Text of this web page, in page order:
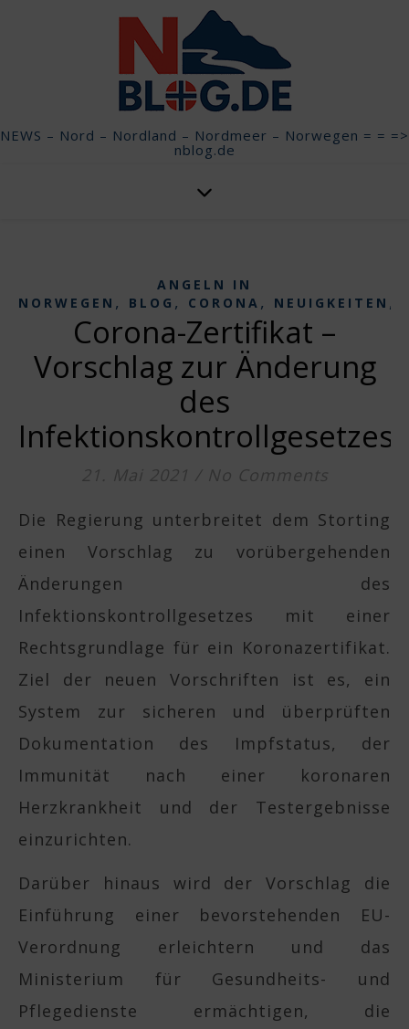
NEWS – Nord – Nordland – Nordmeer – Norwegen = = =>
nblog.de
ANGELN IN
NORWEGEN , BLOG , CORONA , NEUIGKEITEN ,
Corona-Zertifikat –
Vorschlag zur Änderung
des
Infektionskontrollgesetzes
21. Mai 2021 / No Comments
Die Regierung unterbreitet dem Storting
einen Vorschlag zu vorübergehenden
Änderungen des
Infektionskontrollgesetzes mit einer
Rechtsgrundlage für ein Koronazertifikat.
Ziel der neuen Vorschriften ist es, ein
System zur sicheren und überprüften
Dokumentation des Impfstatus, der
Immunität nach einer koronaren
Herzkrankheit und der Testergebnisse
einzurichten.
Darüber hinaus wird der Vorschlag die
Einführung einer bevorstehenden EU-
Verordnung erleichtern und das
Ministerium für Gesundheits- und
Pflegedienste ermächtigen, die